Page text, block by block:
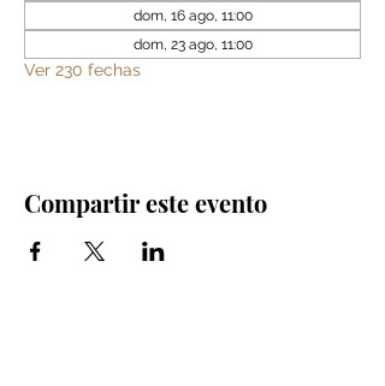
dom, 16 ago, 11:00
dom, 23 ago, 11:00
Ver 230 fechas
Compartir este evento